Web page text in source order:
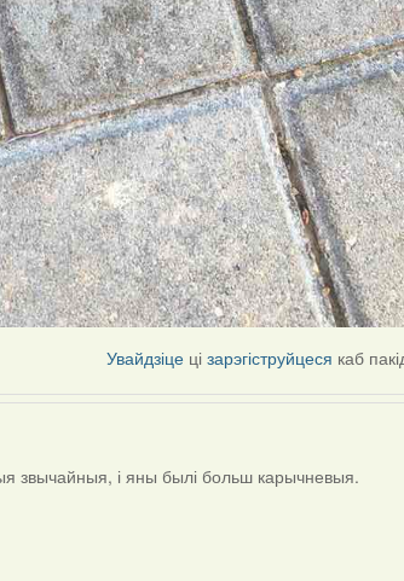
Увайдзіце цізарэгіструйцеся каб
звычайныя, і яны былі больш карычневыя.